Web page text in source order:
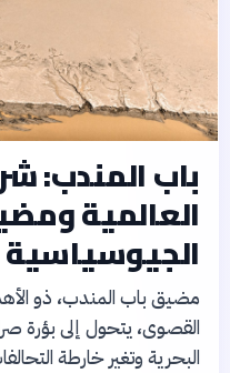
باب المندب:
العالمية
الجيوسياسية
مضيق باب المندب، ذو
القصوى، يتحول إلى بؤرة
البحرية وتغير خارطة